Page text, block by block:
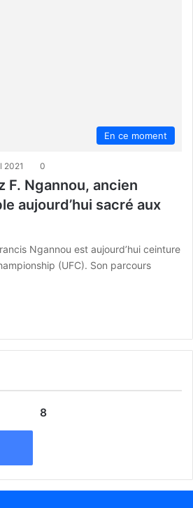
En ce moment
2021 0
F. Ngannou, ancien
aujourd’hui sacré aux
Ngannou est aujourd’hui ceinture
(UFC). Son parcours
8